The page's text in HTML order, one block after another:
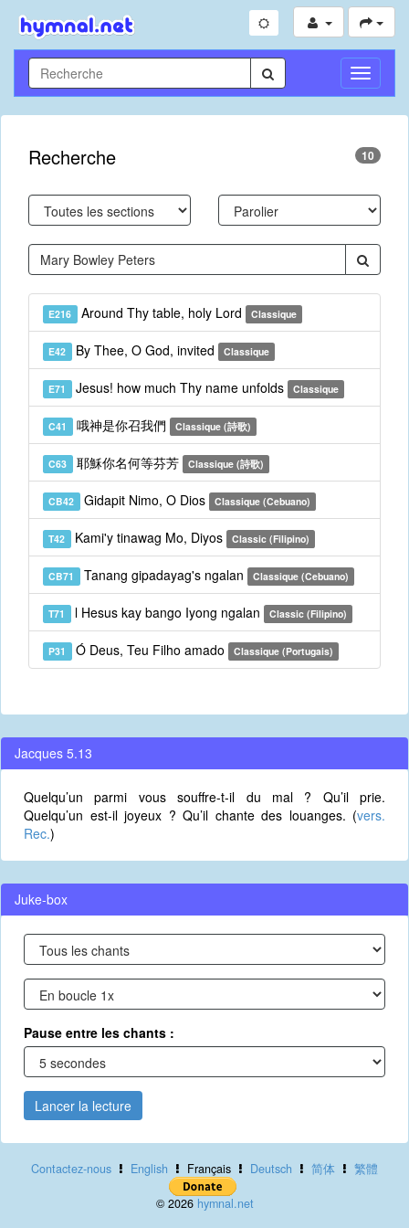
Toggle
Recherche 10
E216 Around Thy table, holy Lord Classique
E42 By Thee, O God, invited Classique
E71 Jesus! how much Thy name unfolds Classique
C41 哦神是你召我們 Classique (詩歌)
C63 耶穌你名何等芬芳 Classique (詩歌)
CB42 Gidapit Nimo, O Dios Classique (Cebuano)
T42 Kami'y tinawag Mo, Diyos Classic (Filipino)
CB71 Tanang gipadayag's ngalan Classique (Cebuano)
T71 l Hesus kay bango Iyong ngalan Classic (Filipino)
P31 Ó Deus, Teu Filho amado Classique (Portugais)
Jacques 5.13
Quelqu’un parmi vous souffre-t-il du mal ? Qu’il prie.
Quelqu’un est-il joyeux ? Qu’il chante des louanges. (vers.
Rec.)
Juke-box
Pause entre les chants :
Lancer la lecture
Contactez-nous English Français Deutsch 简体 繁體
© 2026 hymnal.net